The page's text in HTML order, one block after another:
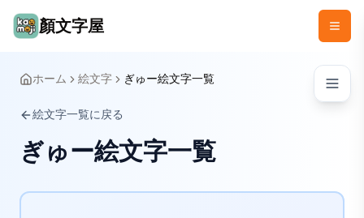
顏文字屋
ホーム 絵文字 ぎゅー絵文字一覧
絵文字一覧に戻る
ぎゅー絵文字一覧